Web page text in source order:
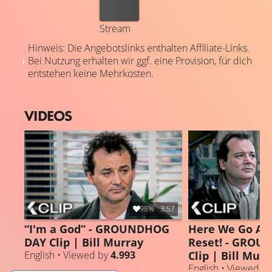
Stream
Hinweis: Die Angebotslinks enthalten Affiliate-Links.
Bei Nutzung erhalten wir ggf. eine Provision, für dich
entstehen keine Mehrkosten.
VIDEOS
98% 3:57
“I'm a God” - GROUNDHOG
DAY Clip | Bill Murray
English • Viewed by4.993
Here We Go
Reset! -
Clip | Bill
English • Viewed